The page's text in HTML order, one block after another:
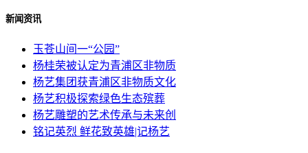
新闻资讯
玉苍山间一“公园”
杨桂荣被认定为青浦区非物质
杨艺集团获青浦区非物质文化
杨艺积极探索绿色生态殡葬
杨艺雕塑的艺术传承与未来创
铭记英烈 鲜花致英雄|记杨艺